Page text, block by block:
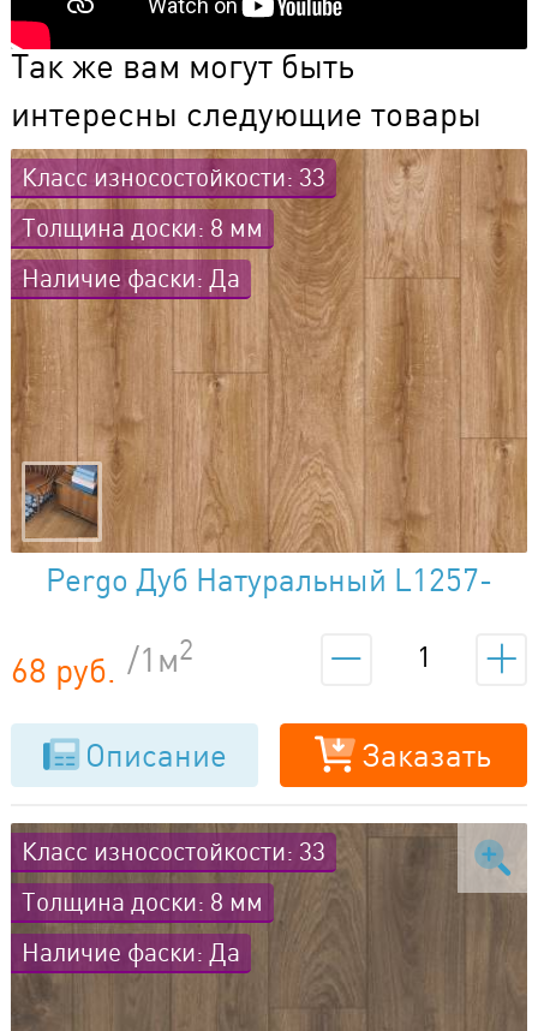
Так же вам могут быть
интересны следующие товары
Класс износостойкости: 33
Толщина доски: 8 мм
Наличие фаски: Да
Pergo Дуб Натуральный L1257-
68 руб. /1м2
Описание Заказать
Класс износостойкости: 33
Толщина доски: 8 мм
Наличие фаски: Да